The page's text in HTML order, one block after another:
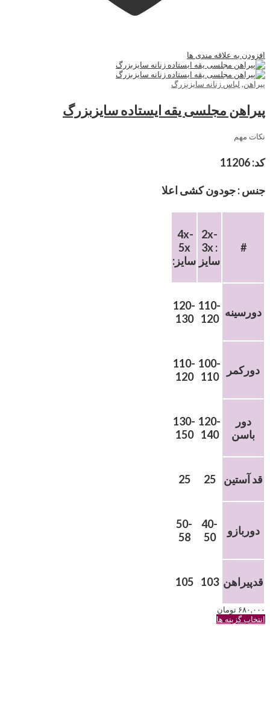
افزودن به علاقه مندی ها
پیراهن, لباس زنانه سایزبزرگ
پیراهن مجلسی یقه ایستاده سایزبزرگ
نکات مهم
کد: 11206
جنس : جودون کشی اعلا
4x-
5x
:سایز
2x-
3x :
سایز
#
120-
130
110-
120 دورسینه
110-
120
100-
110
دورکمر
130-
150
120-
140
دور
باسن
25 25 قد آستین
50-
58
40-
50
دوربازو
105 103 قدپیراهن
۶۸۰,۰۰۰ تومان
انتخاب گزینه ها